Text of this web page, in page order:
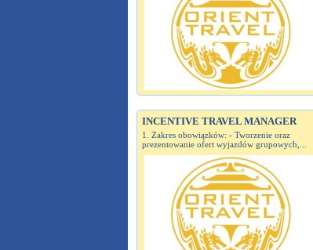
INCENTIVE TRAVEL MANAGER
1. Zakres obowiązków: - Tworzenie oraz
prezentowanie ofert wyjazdów grupowych,...